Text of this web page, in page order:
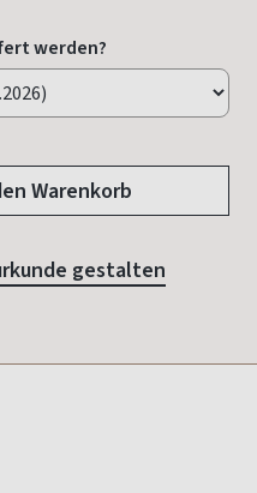
werden?
Warenkorb
gestalten